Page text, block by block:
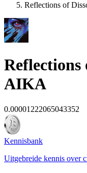
Reflections of
Reflections
AIKA
0.00001222065043352
Kennisbank
Uitgebreide kennis over